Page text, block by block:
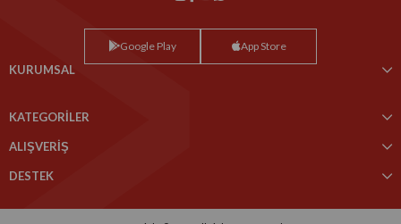
Google Play App Store
KURUMSAL
KATEGORİLER
ALIŞVERİŞ
DESTEK